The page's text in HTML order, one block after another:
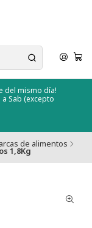
del mismo día!
Sab (excepto
de alimentos
1,8Kg